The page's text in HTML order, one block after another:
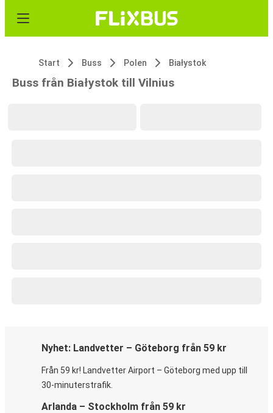
Start Buss Polen Białystok
Buss från Białystok till Vilnius
Nyhet: Landvetter – Göteborg från 59 kr
Från 59 kr! Landvetter Airport – Göteborg med upp till
30-minuterstrafik.
Arlanda – Stockholm från 59 kr